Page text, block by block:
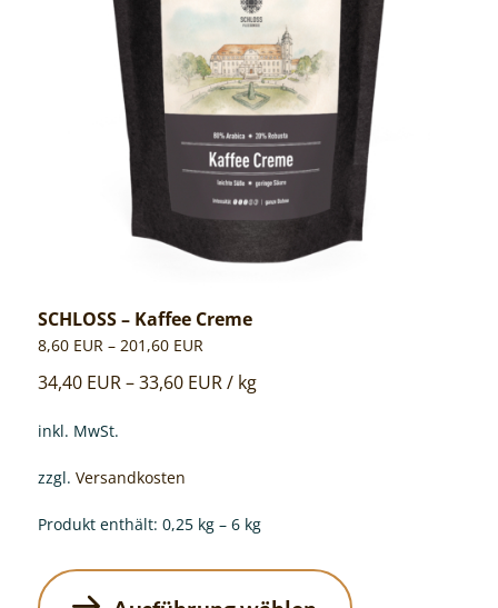
SCHLOSS – Kaffee Creme
8,60 EUR – 201,60 EUR
34,40 EUR–33,60 EUR/ kg
inkl. MwSt.
zzgl. Versandkosten
Produkt enthält: 0,25 kg – 6 kg
Optionen
Produktseite